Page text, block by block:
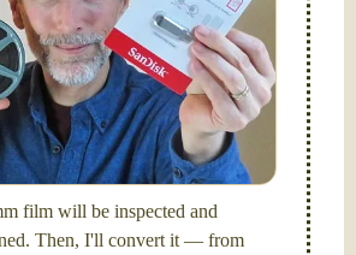
My wife Laura and I are
person team.
expert with adegree in motion
from Brooks Institute,
CA.
film will be inspected and
Then, I'll convert it — from